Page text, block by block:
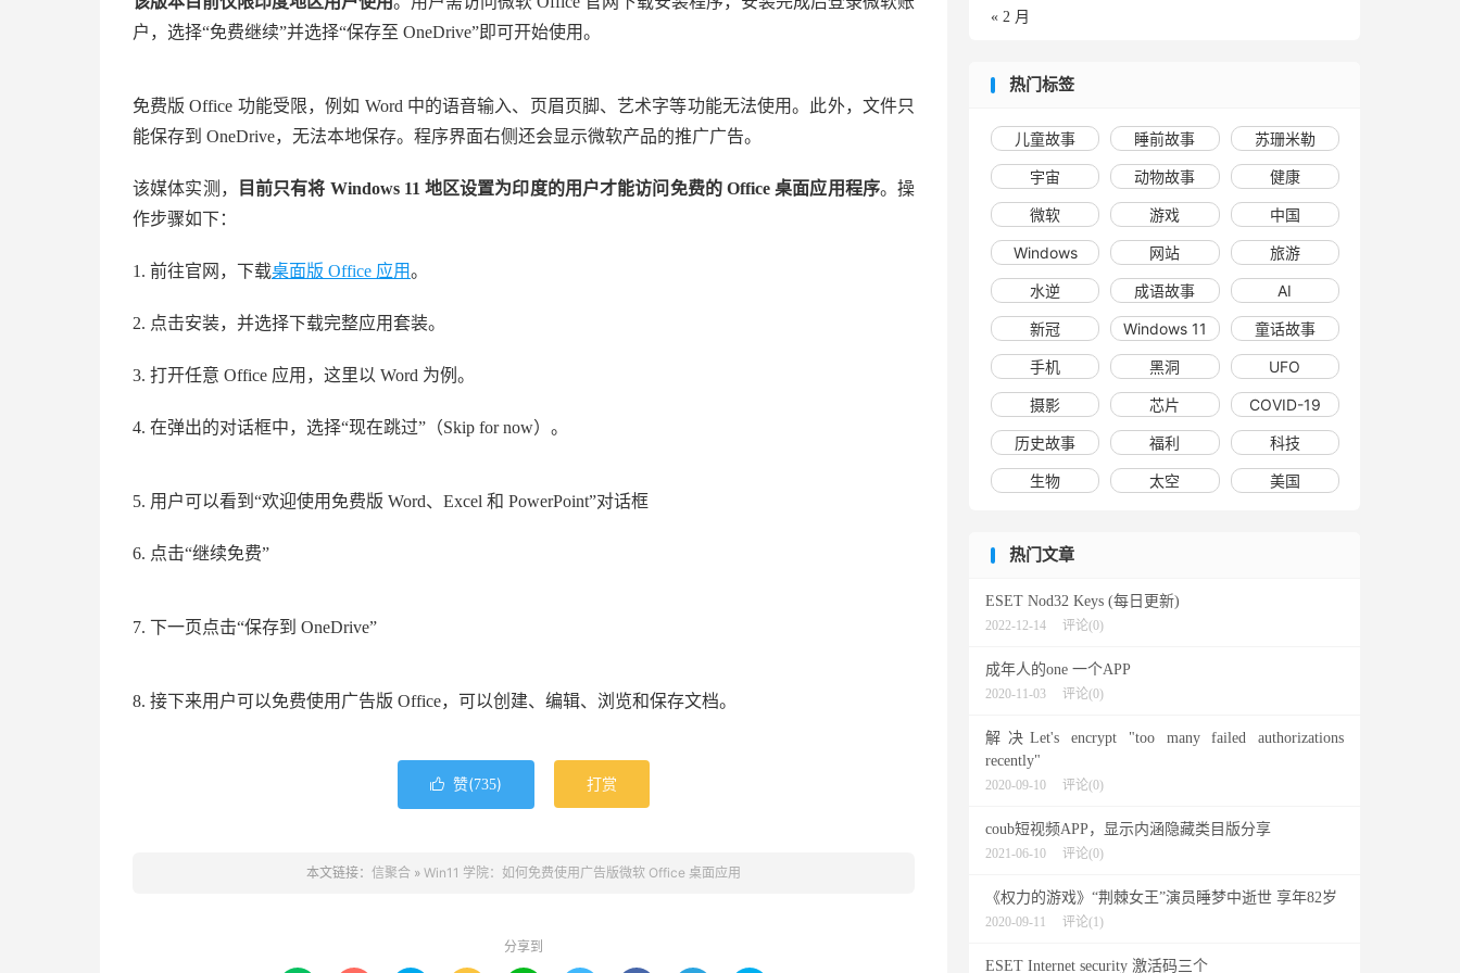
户，选择“免费继续”并选择“保存至 OneDrive”即可开始使用。
免费版 Office 功能受限，例如 Word 中的语音输入、页眉页脚、艺术字等功能无法使用。此外，文件只
能保存到 OneDrive，无法本地保存。程序界面右侧还会显示微软产品的推广广告。
该媒体实测， 目前只有将 Windows 11 地区设置为印度的用户才能访问免费的 Office 桌面应用程序。操
作步骤如下：
1. 前往官网，下载桌面版 Office 应用。
2. 点击安装，并选择下载完整应用套装。
3. 打开任意 Office 应用，这里以 Word 为例。
4. 在弹出的对话框中，选择“现在跳过”（Skip for now）。
5. 用户可以看到“欢迎使用免费版 Word、Excel 和 PowerPoint”对话框
6. 点击“继续免费”
7. 下一页点击“保存到 OneDrive”
8. 接下来用户可以免费使用广告版 Office，可以创建、编辑、浏览和保存文档。
 赞(735) 打赏
本文链接： 信聚合 » Win11 学院：如何免费使用广告版微软 Office 桌面应用
分享到
« 2 月
热门标签
儿童故事 睡前故事 苏珊米勒
宇宙 动物故事 健康
微软 游戏 中国
Windows 网站 旅游
水逆 成语故事 AI
新冠 Windows 11 童话故事
手机 黑洞 UFO
摄影 芯片 COVID-19
历史故事 福利 科技
生物 太空 美国
热门文章
ESET Nod32 Keys (每日更新)
2022-12-14 评论(0)
成年人的one 一个APP
2020-11-03 评论(0)
解决Let's encrypt "too many failed authorizations
recently"
2020-09-10 评论(0)
coub短视频APP，显示内涵隐藏类目版分享
2021-06-10 评论(0)
《权力的游戏》“荆棘女王”演员睡梦中逝世 享年82岁
2020-09-11 评论(1)
ESET Internet security 激活码三个